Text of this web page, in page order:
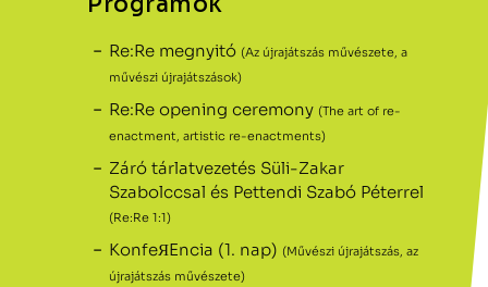
Re:Re megnyitó (Az újrajátszás művészete, a
művészi újrajátszások)
Re:Re opening ceremony (The art of re-
enactment, artistic re-enactments)
Záró tárlatvezetés Süli-Zakar
Szabolccsal és Pettendi Szabó Péterrel
(Re:Re 1:1)
KonfeЯEncia (1. nap) (Művészi újrajátszás, az
újrajátszás művészete)